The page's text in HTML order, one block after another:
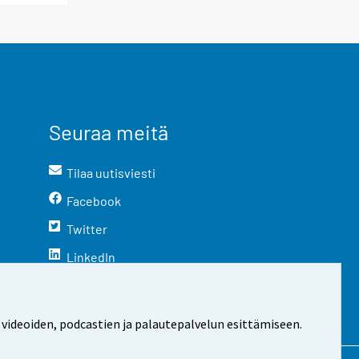
podcastien ja palautepalvelun esittämiseen.
Seuraa meitä
Tilaa uutisviesti
Facebook
Twitter
LinkedIn